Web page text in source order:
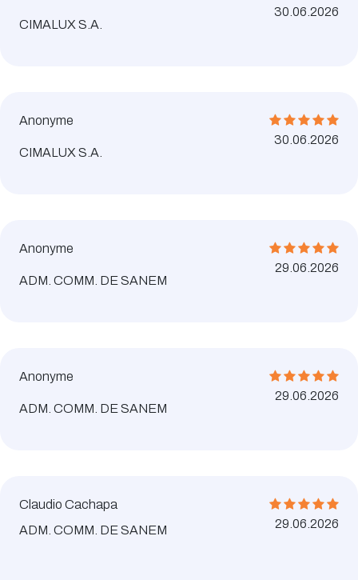
CIMALUX S.A.
30.06.2026
Anonyme
CIMALUX S.A.
30.06.2026
Anonyme
ADM. COMM. DE SANEM
29.06.2026
Anonyme
ADM. COMM. DE SANEM
29.06.2026
Claudio Cachapa
ADM. COMM. DE SANEM
29.06.2026